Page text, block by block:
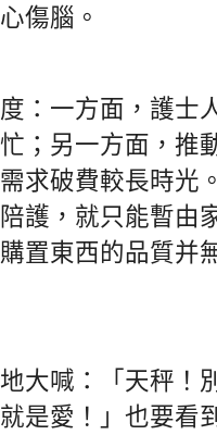
傷腦。
：一方面，護士
；另一方面，推
求破費較長時光
護，就只能暫由
置東西的品質并
大喊：「天秤！
是愛！」也要看